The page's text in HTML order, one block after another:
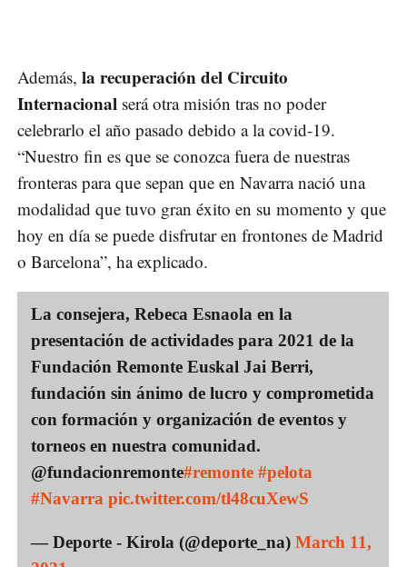
Además, la recuperación del Circuito
Internacional será otra misión tras no poder
celebrarlo el año pasado debido a la covid-19.
“Nuestro fin es que se conozca fuera de nuestras
fronteras para que sepan que en Navarra nació una
modalidad que tuvo gran éxito en su momento y que
hoy en día se puede disfrutar en frontones de Madrid
o Barcelona”, ha explicado.
La consejera, Rebeca Esnaola en la
presentación de actividades para 2021 de la
Fundación Remonte Euskal Jai Berri,
fundación sin ánimo de lucro y comprometida
con formación y organización de eventos y
torneos en nuestra comunidad.
@fundacionremonte#remonte #pelota
#Navarra pic.twitter.com/tl48cuXewS
— Deporte - Kirola (@deporte_na) March 11,